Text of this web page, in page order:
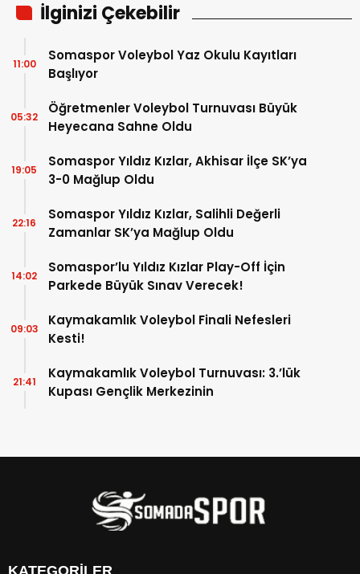
İlginizi Çekebilir
Somaspor Voleybol Yaz Okulu Kayıtları
Başlıyor
11:00
Öğretmenler Voleybol Turnuvası Büyük
Heyecana Sahne Oldu
05:32
Somaspor Yıldız Kızlar, Akhisar İlçe SK’ya
3-0 Mağlup Oldu
19:05
Somaspor Yıldız Kızlar, Salihli Değerli
Zamanlar SK’ya Mağlup Oldu
22:16
Somaspor’lu Yıldız Kızlar Play-Off İçin
Parkede Büyük Sınav Verecek!
14:02
Kaymakamlık Voleybol Finali Nefesleri
Kesti!
09:03
Kaymakamlık Voleybol Turnuvası: 3.’lük
Kupası Gençlik Merkezinin
21:41